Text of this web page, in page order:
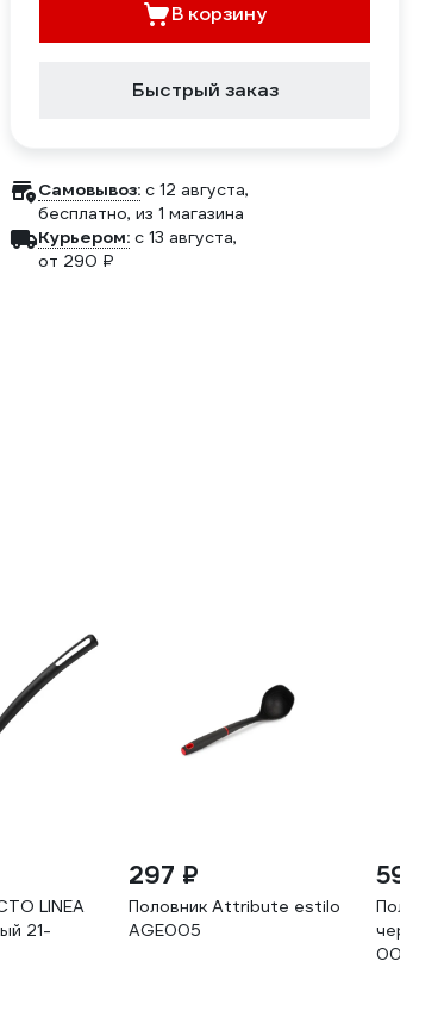
В корзину
Быстрый заказ
Самовывоз: c 12 августа,
бесплатно, из 1 магазина
Курьером: c 13 августа,
от 290 ₽
LINEA
21-
297 ₽
Половник Attribute estilo
AGE005
59 ₽